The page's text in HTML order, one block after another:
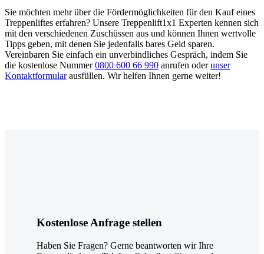
Sie möchten mehr über die Fördermöglichkeiten für den Kauf eines
Treppenliftes erfahren? Unsere Treppenlift1x1 Experten kennen sich
mit den verschiedenen Zuschüssen aus und können Ihnen wertvolle
Tipps geben, mit denen Sie jedenfalls bares Geld sparen.
Vereinbaren Sie einfach ein unverbindliches Gespräch, indem Sie
die kostenlose Nummer0800 600 66 990 anrufen oderunser
Kontaktformularausfüllen. Wir helfen Ihnen gerne weiter!
Kostenlose Anfrage stellen
Haben Sie Fragen? Gerne beantworten wir Ihre